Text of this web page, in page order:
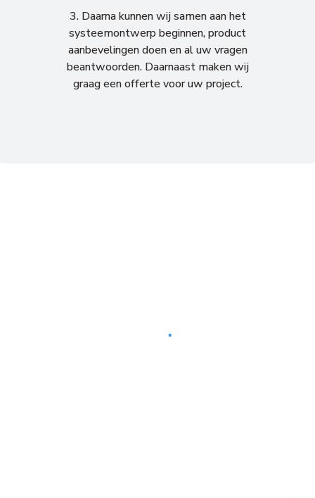
3. Daarna kunnen wij samen aan het
systeemontwerp beginnen, product
aanbevelingen doen en al uw vragen
beantwoorden. Daarnaast maken wij
graag een offerte voor uw project.